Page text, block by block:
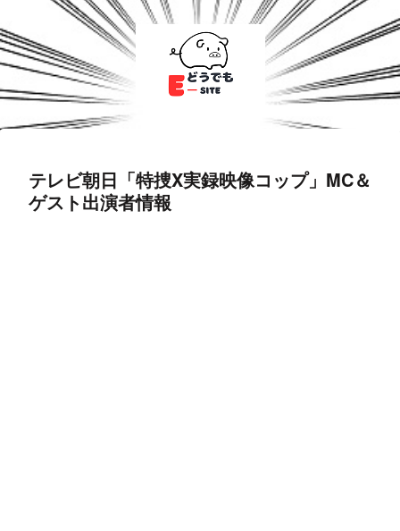
テレビ朝日「特捜X実録映像コップ」MC＆
ゲスト出演者情報